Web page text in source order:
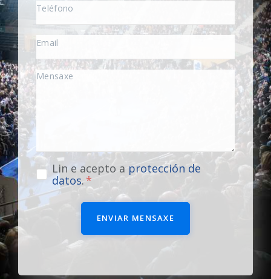
Lin e acepto a protección de
datos.
ENVIAR MENSAXE